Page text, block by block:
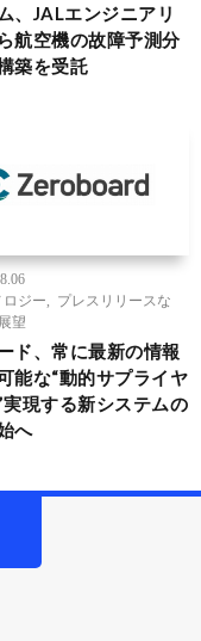
、JALエンジニアリ
航空機の故障予測分
築を受託
ロジー
プレスリリースな
望
ド、常に最新の情報
能な“動的サプライヤ
実現する新システムの
へ